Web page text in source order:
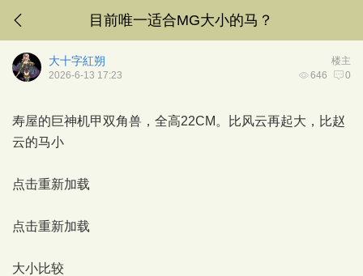
目前唯一适合MG大小的马？
楼主
大十字紅朔
646 0
2026-6-13 17:23
寿屋的巨神机甲双角兽，全高22CM。比风云再起大，比赵
云的马小
点击重新加载
点击重新加载
大小比较